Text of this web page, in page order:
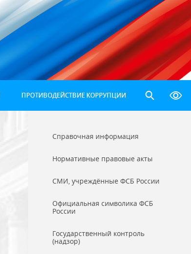
ПРОТИВОДЕЙСТВИЕ КОРРУПЦИИ
Справочная информация
Нормативные правовые акты
СМИ, учреждённые ФСБ России
Официальная символика ФСБ
России
Государственный контроль
(надзор)